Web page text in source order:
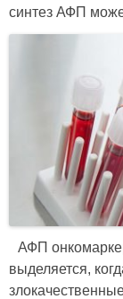
синтез АФП
АФП
выделяется,